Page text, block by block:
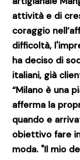
attività e di
coraggio
difficoltà,
ha deciso di
italiani, già
“Milano è una
afferma la
quando e
obiettivo fare
moda. "Il mio